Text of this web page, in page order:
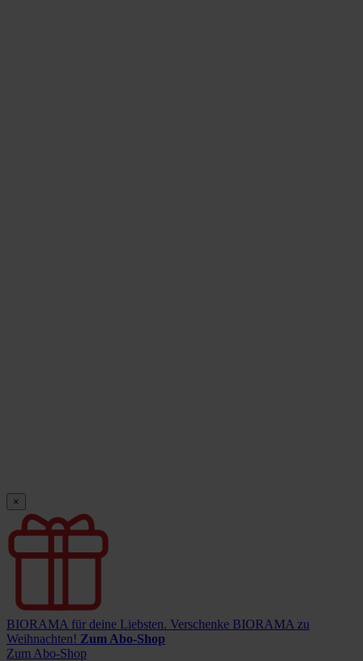
×
BIORAMA für deine Liebsten. Verschenke BIORAMA zu
Weihnachten! Zum Abo-Shop
Zum Abo-Shop